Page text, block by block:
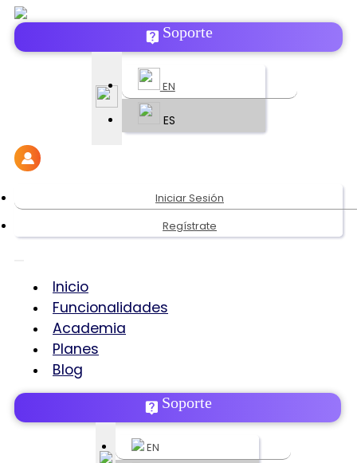
Soporte
EN
ES
Iniciar Sesión
Regístrate
Inicio
Funcionalidades
Academia
Planes
Blog
Soporte
EN